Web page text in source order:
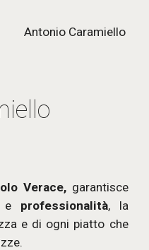
Antonio Caramiello
Verace,garantisce
e professionalità, la
e di ogni piatto che